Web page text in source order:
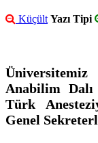
Küçült Yazı Tipi
Üniversitemiz
Anabilim
Türk
Genel